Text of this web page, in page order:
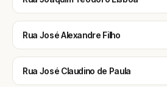
Rua José Alexandre Filho
Rua José Claudino de Paula